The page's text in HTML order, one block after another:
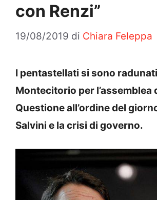
con Renzi”
19/08/2019 di Chiara Feleppa
I pentastellati si sono
Montecitorio per l’assemblea
Questione all’ordine del
Salvini e la crisi di governo.